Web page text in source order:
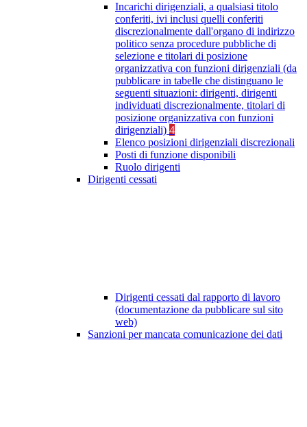
Incarichi dirigenziali, a qualsiasi titolo
conferiti, ivi inclusi quelli conferiti
discrezionalmente dall'organo di indirizzo
politico senza procedure pubbliche di
selezione e titolari di posizione
organizzativa con funzioni dirigenziali (da
pubblicare in tabelle che distinguano le
seguenti situazioni: dirigenti, dirigenti
individuati discrezionalmente, titolari di
posizione organizzativa con funzioni
dirigenziali) 4
Elenco posizioni dirigenziali discrezionali
Posti di funzione disponibili
Ruolo dirigenti
Dirigenti cessati
Dirigenti cessati dal rapporto di lavoro
(documentazione da pubblicare sul sito
web)
Sanzioni per mancata comunicazione dei dati